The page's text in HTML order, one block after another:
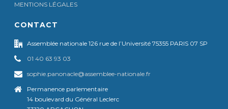
MENTIONS LÉGALES
CONTACT
Assemblée nationale 126 rue de l’Université 75355 PARIS 07 SP
01 40 63 93 03
sophie.panonacle@assemblee-nationale.fr
Permanence parlementaire
14 boulevard du Général Leclerc